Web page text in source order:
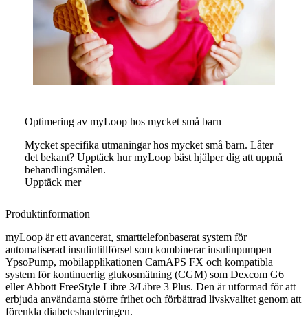
Optimering av myLoop hos mycket små barn
Mycket specifika utmaningar hos mycket små barn. Låter
det bekant? Upptäck hur myLoop bäst hjälper dig att uppnå
behandlingsmålen.
Upptäck mer
Produktinformation
myLoop är ett avancerat, smarttelefonbaserat system för
automatiserad insulintillförsel som kombinerar insulinpumpen
YpsoPump, mobilapplikationen CamAPS FX och kompatibla
system för kontinuerlig glukosmätning (CGM) som Dexcom G6
eller Abbott FreeStyle Libre 3/Libre 3 Plus. Den är utformad för att
erbjuda användarna större frihet och förbättrad livskvalitet genom att
förenkla diabeteshanteringen.